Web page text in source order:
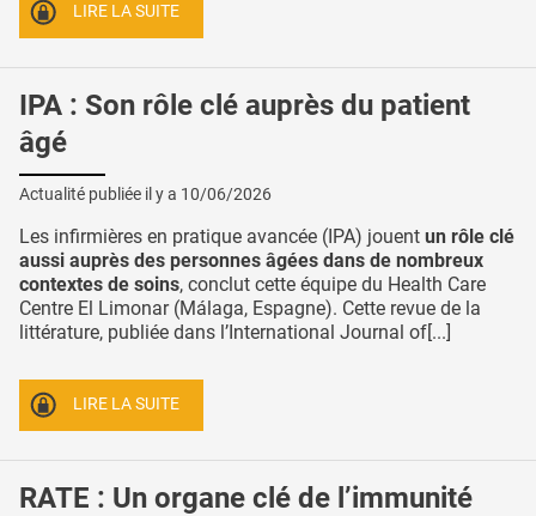
LIRE LA SUITE
IPA : Son rôle clé auprès du patient
âgé
Actualité publiée il y a 10/06/2026
Les infirmières en pratique avancée (IPA) jouent un rôle clé
aussi auprès des personnes âgées dans de nombreux
contextes de soins, conclut cette équipe du Health Care
Centre El Limonar (Málaga, Espagne). Cette revue de la
littérature, publiée dans l’International Journal of[...]
LIRE LA SUITE
RATE : Un organe clé de l’immunité